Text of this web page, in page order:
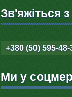
Зв'яжіться
+380 (50) 595-48-
Ми у